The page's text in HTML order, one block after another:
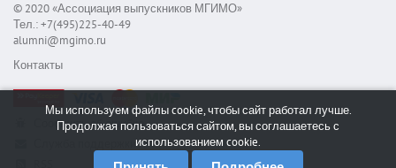
© 2020 «Ассоциация выпускников МГИМО»
Тел.: +7(495)225-40-49
alumni@mgimo.ru
Контакты
Сообщить об ошибке
Мы используем файлы cookie, чтобы сайт работал лучше.
Продолжая пользоваться сайтом, вы соглашаетесь с
использованием cookie.